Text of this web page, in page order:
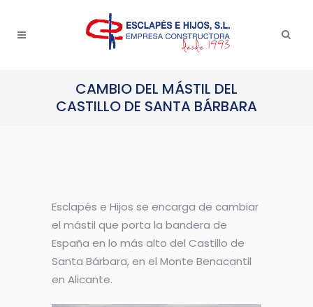
CAMBIO DEL MÁSTIL DEL
CASTILLO DE SANTA BÁRBARA
Esclapés e Hijos se encarga de cambiar
el mástil que porta la bandera de
España en lo más alto del Castillo de
Santa Bárbara, en el Monte Benacantil
en Alicante.